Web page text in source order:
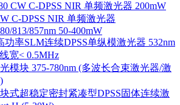
CW C-DPSS NIR 单频激光器 200mW
C-DPSS NIR 单频激光器
813/857nm 50-400mW
功率SLM连续DPSS单纵模激光器 532nm
宽< 0.5MHz
模块 375-780nm (多波长合束激光器/激
式超稳定密封紧凑型DPSS固体连续激